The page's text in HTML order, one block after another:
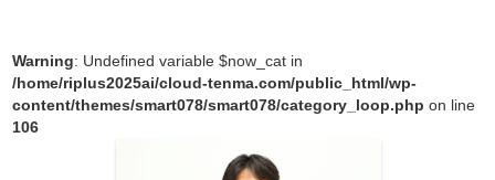
Warning: Undefined variable $now_cat in
/home/riplus2025ai/cloud-tenma.com/public_html/wp-
content/themes/smart078/smart078/category_loop.php on line
106